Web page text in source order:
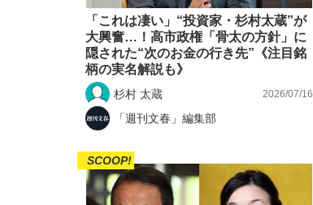
「これは凄い」“投資家・杉村太蔵”が
大興奮…！高市政権「骨太の方針」に
隠された“次のお金の行き先”《注目銘
柄の実名解説も》
杉村 太蔵
「週刊文春」編集部
2026/07/16
SCOOP!